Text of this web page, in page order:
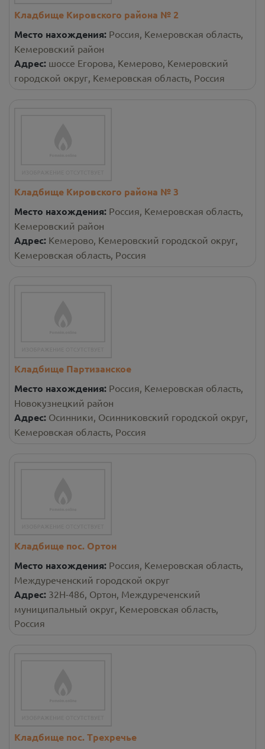
Кладбище Кировского района № 2
Место нахождения: Россия, Кемеровская область,
Кемеровский район
Адрес: шоссе Егорова, Кемерово, Кемеровский
городской округ, Кемеровская область, Россия
Кладбище Кировского района № 3
Место нахождения: Россия, Кемеровская область,
Кемеровский район
Адрес: Кемерово, Кемеровский городской округ,
Кемеровская область, Россия
Кладбище Партизанское
Место нахождения: Россия, Кемеровская область,
Новокузнецкий район
Адрес: Осинники, Осинниковский городской округ,
Кемеровская область, Россия
Кладбище пос. Ортон
Место нахождения: Россия, Кемеровская область,
Междуреченский городской округ
Адрес: 32Н-486, Ортон, Междуреченский
муниципальный округ, Кемеровская область,
Россия
Кладбище пос. Трехречье